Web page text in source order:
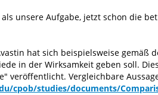
unsere Aufgabe, jetzt schon die
hat sich beispielsweise gemäß
in der Wirksamkeit geben soll.
veröffentlicht. Vergleichbare
cpob/studies/documents/